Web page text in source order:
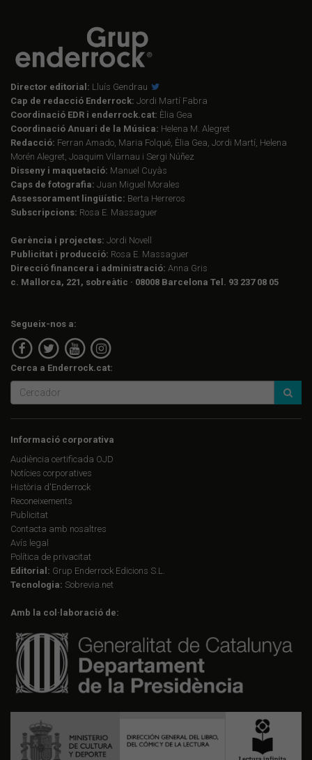
Director editorial: Lluís Gendrau
Cap de redacció Enderrock: Jordi Martí Fabra
Coordinació EDR i enderrock.cat: Èlia Gea
Coordinació Anuari de la Música: Helena M. Alegret
Redacció: Ferran Amado, Maria Folqué, Èlia Gea, Jordi Martí, Helena
Morén Alegret, Joaquim Vilarnau i Sergi Núñez
Disseny i maquetació: Manuel Cuyàs
Caps de fotografia: Juan Miguel Morales
Assessorament lingüístic: Berta Herreros
Subscripcions: Rosa E. Massaguer
Gerència i projectes: Jordi Novell
Publicitat i producció: Rosa E. Massaguer
Direcció financera i administració: Anna Gris
c. Mallorca, 221, sobreàtic · 08008 Barcelona Tel. 93 237 08 05
Segueix-nos a:
Cerca a Enderrock.cat:
Informació corporativa
Audiència certificada OJD
Notícies corporatives
Història d'Enderrock
Reconeixements
Publicitat
Contacta amb nosaltres
Avís legal
Política de privacitat
Editorial: Grup Enderrock Edicions S.L.
Tecnologia: Sobrevia.net
Amb la col·laboració de: